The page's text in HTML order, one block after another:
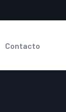
Contacto